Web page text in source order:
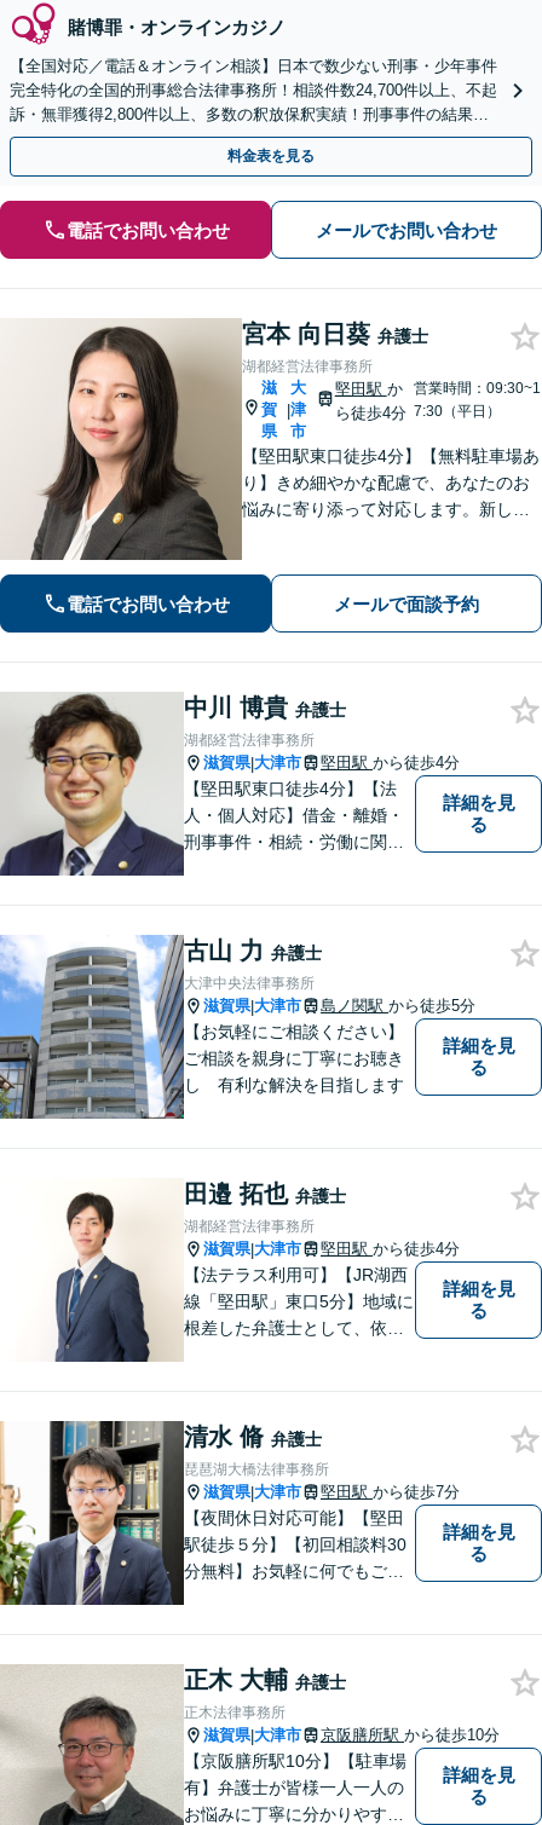
賭博罪・オンラインカジノ
【全国対応／電話＆オンライン相談】日本で数少ない刑事・少年事件
完全特化の全国的刑事総合法律事務所！相談件数24,700件以上、不起
訴・無罪獲得2,800件以上、多数の釈放保釈実績！刑事事件の結果は
弁護士の腕次第で変わります【初回相談無料】
料金表を見る
電話でお問い合わせ メールでお問い合わせ
宮本 向日葵 弁護士
湖都経営法律事務所
滋
賀
県
|
大
津
市
堅田駅 か
ら徒歩4分
営業時間：09:30~1
7:30（平日）
【堅田駅東口徒歩4分】【無料駐車場あ
り】きめ細やかな配慮で、あなたのお
悩みに寄り添って対応します。新しい
にご相談ください。
電話でお問い合わせ メールで面談予約
中川 博貴 弁護士
湖都経営法律事務所
滋賀県|大津市 堅田駅 から徒歩4分
【堅田駅東口徒歩4分】【法
人・個人対応】借金・離婚・
刑事事件・相続・労働に関す
お話をお聞かせください。
【無料駐車場あり】
詳細を見
る
古山 力 弁護士
大津中央法律事務所
滋賀県|大津市 島ノ関駅 から徒歩5分
【お気軽にご相談ください】
ご相談を親身に丁寧にお聴き
し 有利な解決を目指します
詳細を見
る
田邉 拓也 弁護士
湖都経営法律事務所
滋賀県|大津市 堅田駅 から徒歩4分
【法テラス利用可】【JR湖西
線「堅田駅」東口5分】地域に
根差した弁護士として、依頼
ます。弁護士に依頼するのは
敷居が高いとお考えの方も、
まずは一度ご相談ください。
詳細を見
る
清水 脩 弁護士
琵琶湖大橋法律事務所
滋賀県|大津市 堅田駅 から徒歩7分
【夜間休日対応可能】【堅田
駅徒歩５分】【初回相談料30
分無料】お気軽に何でもご相
詳細を見
る
正木 大輔 弁護士
正木法律事務所
滋賀県|大津市 京阪膳所駅 から徒歩10分
【京阪膳所駅10分】【駐車場
有】弁護士が皆様一人一人の
お悩みに丁寧に分かりやすく
詳細を見
る